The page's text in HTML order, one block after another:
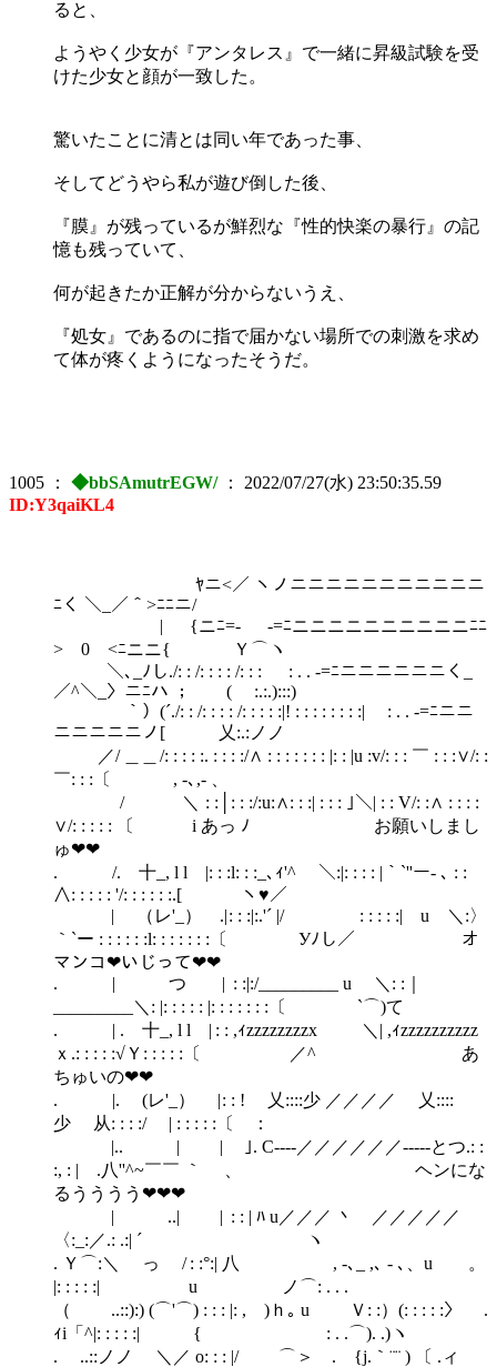
ると、
ようやく少女が『アンタレス』で一緒に昇級試験を受
けた少女と顔が一致した。
驚いたことに清とは同い年であった事、
そしてどうやら私が遊び倒した後、
『膜』が残っているが鮮烈な『性的快楽の暴行』の記
憶も残っていて、
何が起きたか正解が分からないうえ、
『処女』であるのに指で届かない場所での刺激を求め
て体が疼くようになったそうだ。
1005 ： ◆bbSAmutrEGW/： 2022/07/27(水) 23:50:35.59
ID:Y3qaiKL4
ﾔニ<／ ヽノニニニニニニニニニニニ
ﾆく ＼_／＾>ﾆﾆニ/
| {ニﾆ=- -=ﾆニニニニニニニニニニﾆﾆ
> 0 <ﾆニニ{ Ｙ⌒ヽ
＼､_ﾉし./: : /: : : : /: : : ￣ : . . -=ﾆニニニニニニく_
／^＼_〉ニﾆハ ； ( :.:.):::)
｀）(´./: : /: : : : /: : : : :|! : : : : : : : :|￣ : . . -=ﾆニニ
ニニニニニノ[ 乂:.:ノノ
／/ ＿＿ /: : : : :. : : : :/∧ : : : : : : : |: : |u :v/: : : ￣ : : :∨/: :
￣: : :〔 , -､,- 、
/ ＼ : :│: : :/:u:∧: : :| : : : ｣＼| : : V/: :∧ : : : :
∨/: : : : : 〔 i あっ ﾉ お願いしまし
ゅ❤❤
. /. 十_, l l |: : :l: : :_､ｨ'^ ＼:|: : : : |｀`''ー- ､ : :
∧: : : : : '/: : : : : :.[ ヽ♥／
| （レ'_） .| : : :|:.'´ |/ : : : : :| u ＼:〉
｀`ー : : : : : :l: : : : : : :〔 Уﾉし／ オ
マンコ❤いじって❤❤
. | つ | : :|:/_________ u ＼: :｜
_________＼: |: : : : : |: : : : : : :〔 `⌒)て
. | . 十_, l l | : : ,ｨzzzzzzzzx ＼| ,ｨzzzzzzzzzz
ｘ.: : : : :√Ｙ: : : : :〔 ／^ あ
ちゅいの❤❤
. |. (レ'_） | : : !ゝ 乂::::少 ／／／／ 乂::::
少 从: : : :/ | : : : : :〔 ：
|.. | | ｣. C‐--‐／／／／／／‐---‐とつ.: :
:, : | .八''^~￣￣ ｀ 、 ヘンにな
るうううう❤❤❤
| ..| | : : | ﾊ u／／／ 丶 ／／／／／
〈:_:／.: .:| ´ ヽ
. Ｙ⌒:＼ っ / : :°:| 八 , -､_ ,､ - ､、u 。
|: : : : :| u ノ⌒: . . .
（ ..::):) (⌒'⌒) : : : |: , )ｈ｡ u Ｖ: :）(: : : : :〉 .
ｨi「^|: : : : :| { : . .⌒). .)ヽ
. ゝ..::ノノ ＼／ o: : : |/ ⌒＞ . {j.｀¨¨ ) 〔 .ィ